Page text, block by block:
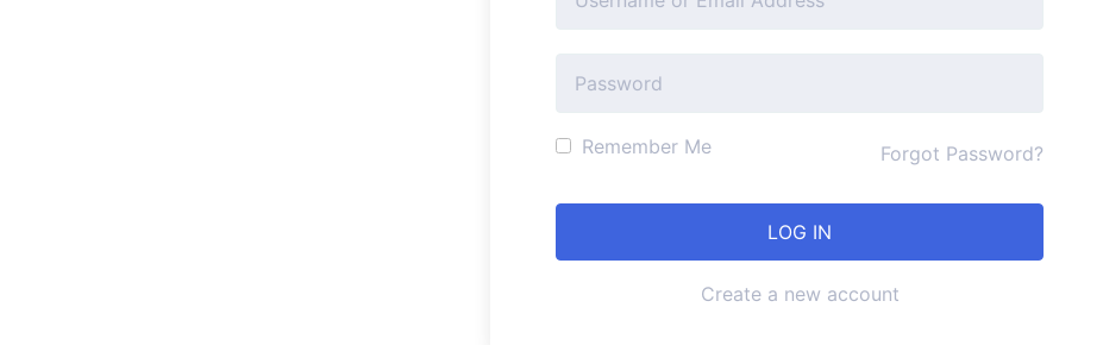
Remember Me Forgot Password?
Create a new account